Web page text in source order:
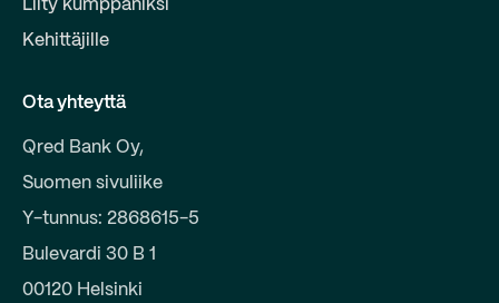
Liity kumppaniksi
Kehittäjille
Ota yhteyttä
Qred Bank Oy,
Suomen sivuliike
Y-tunnus: 2868615-5
Bulevardi 30 B 1
00120 Helsinki